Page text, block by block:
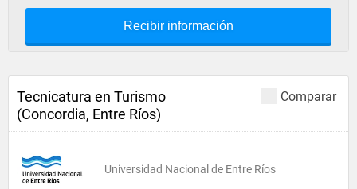
Recibir información
Comparar
Tecnicatura en Turismo
(Concordia, Entre Ríos)
Universidad Nacional de Entre Ríos